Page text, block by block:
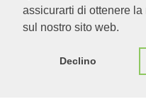
assicurarti di ottenere
sul nostro sito web.
Declino